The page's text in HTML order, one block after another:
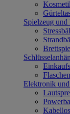
Spielzeug
Elektronik